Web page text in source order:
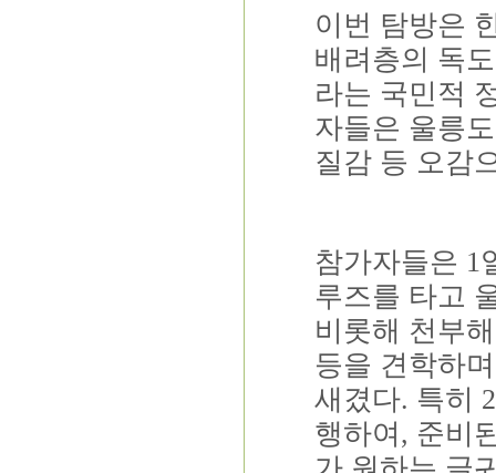
이번 탐방은
배려층의 독
라는 국민적
자들은 울릉
질감 등 오감
참가자들은 1
루즈를 타고
비롯해 천부
등을 견학하
새겼다. 특히 2
행하여 , 준비